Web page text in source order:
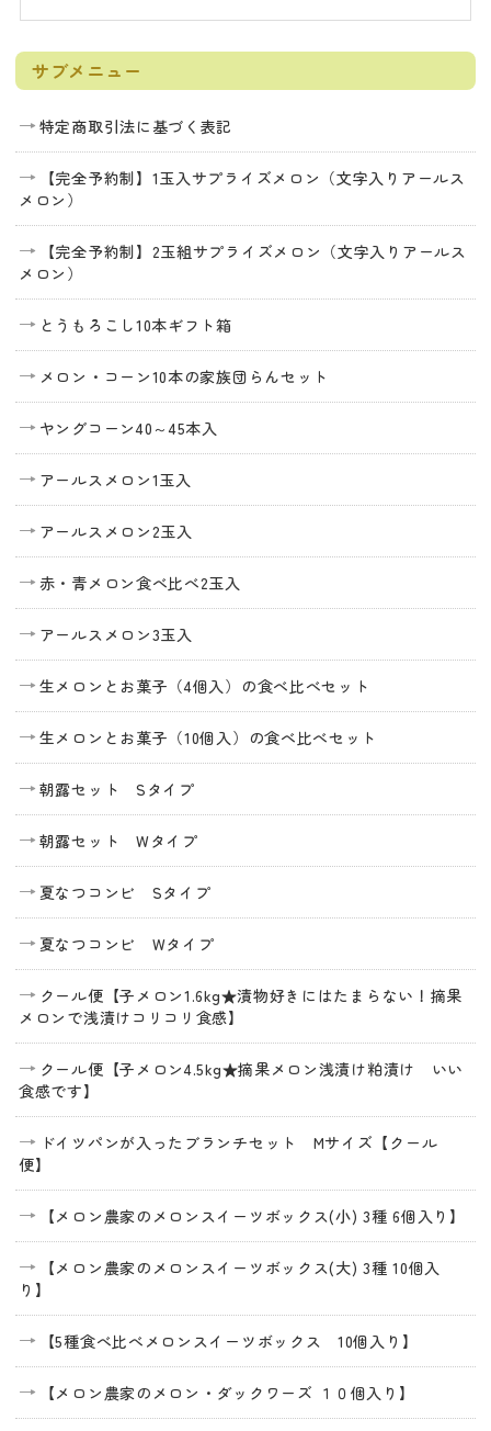
サブメニュー
特定商取引法に基づく表記
【完全予約制】1玉入サプライズメロン（文字入りアールス
メロン）
【完全予約制】2玉組サプライズメロン（文字入りアールス
メロン）
とうもろこし10本ギフト箱
メロン・コーン10本の家族団らんセット
ヤングコーン40～45本入
アールスメロン1玉入
アールスメロン2玉入
赤・青メロン食べ比べ2玉入
アールスメロン3玉入
生メロンとお菓子（4個入）の食べ比べセット
生メロンとお菓子（10個入）の食べ比べセット
朝露セット Sタイプ
朝露セット Wタイプ
夏なつコンビ Sタイプ
夏なつコンビ Wタイプ
クール便【子メロン1.6kg★漬物好きにはたまらない！摘果
メロンで浅漬けコリコリ食感】
クール便【子メロン4.5kg★摘果メロン浅漬け粕漬け いい
食感です】
ドイツパンが入ったブランチセット Mサイズ【クール
便】
【メロン農家のメロンスイーツボックス(小) 3種 6個入り】
【メロン農家のメロンスイーツボックス(大) 3種 10個入
り】
【5種食べ比べメロンスイーツボックス 10個入り】
【メロン農家のメロン・ダックワーズ １０個入り】